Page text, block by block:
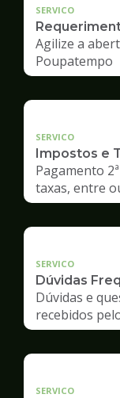
SERVICO
Agilize a
Poupatempo
SERVICO
Impostos e
Pagamento
taxas, entre
SERVICO
Dúvidas
Dúvidas e
recebidos
SERVICO